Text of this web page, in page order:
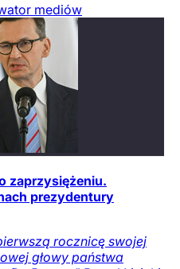
mediów
zaprzysiężeniu.
prezydentury
rocznicę swojej
głowy państwa